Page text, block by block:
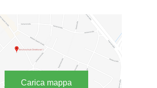
Carica mappa